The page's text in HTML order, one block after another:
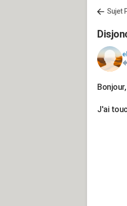
Sujet
Bonjour,
J'ai